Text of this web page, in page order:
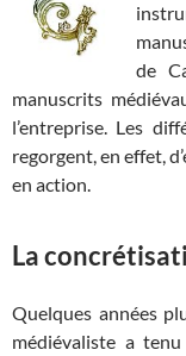
de
manuscrits
l’entreprise. Les
regorgent, en effet,
en action.
La
Quelques années
médiévaliste a